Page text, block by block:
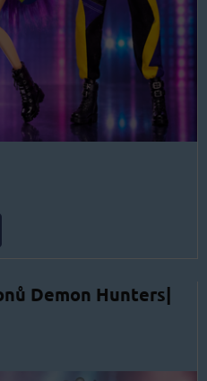
Demon Hunters|